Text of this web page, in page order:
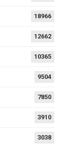
18966
12662
10365
9504
7850
3910
3038